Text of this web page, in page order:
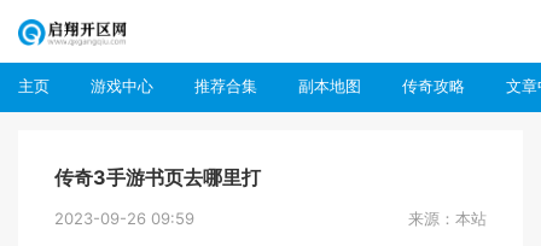
主页 游戏中心 推荐合集 副本地图 传奇攻略 文章
传奇3手游书页去哪里打
2023-09-26 09:59 来源：本站